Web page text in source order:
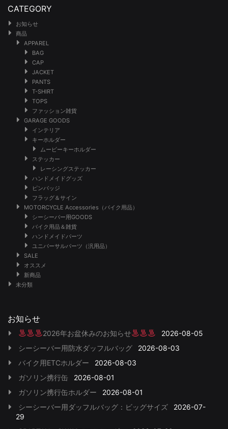
CATEGORY
お知らせ
商品
APPAREL
BAG
CAP
JACKET
PANTS
T-SHIRT
TOPS
ファッション雑貨
GARAGE GOODS
インテリア
キーホルダー
ムービーキーホルダー
ステッカー
レーシングステッカー
ハンドメイドグッズ
ピンバッジ
フラッグ＆サイン
MOTORCYCLE Accessories（バイク用品）
シーシーバー用GOODS
バイク用品＆雑貨
ハンドメイドパーツ
ユニバーサルパーツ（汎用品）
SALE
オススメ
新商品
未分類
お知らせ
2026年お盆休みのお知らせ
2026-08-05
シーシーバー用防水ダッフルバッグ
2026-08-03
バイク用ETCホルダー
2026-08-03
ガソリン携行缶
2026-08-01
ガソリン携行缶ホルダー
2026-08-01
シーシーバー用ダッフルバッグ：ビッグサイズ
2026-07-
29